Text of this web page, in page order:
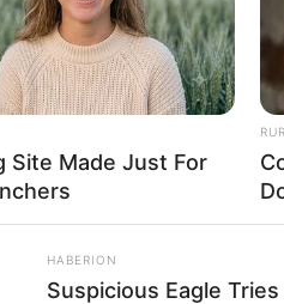
Site Made Just For
HABERION
Suspicious Eagle